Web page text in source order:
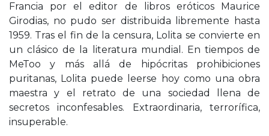
Francia por el editor de libros eróticos Maurice
Girodias, no pudo ser distribuida libremente hasta
1959. Tras el fin de la censura, Lolita se convierte en
un clásico de la literatura mundial. En tiempos de
MeToo y más allá de hipócritas prohibiciones
puritanas, Lolita puede leerse hoy como una obra
maestra y el retrato de una sociedad llena de
secretos inconfesables. Extraordinaria, terrorífica,
insuperable.